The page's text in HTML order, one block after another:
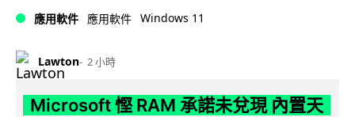
應用軟件 應用軟件 Windows 11
Lawton 2 小時
Microsoft 慳 RAM 承諾未兌現 內置天